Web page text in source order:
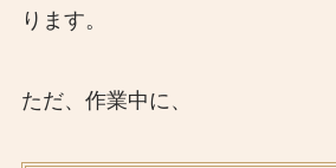
ります。
ただ、作業中に、